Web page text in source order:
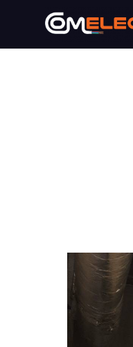
Panneau de gestion des